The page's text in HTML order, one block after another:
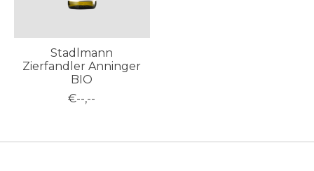
Stadlmann
Zierfandler Anninger
BIO
€--,--